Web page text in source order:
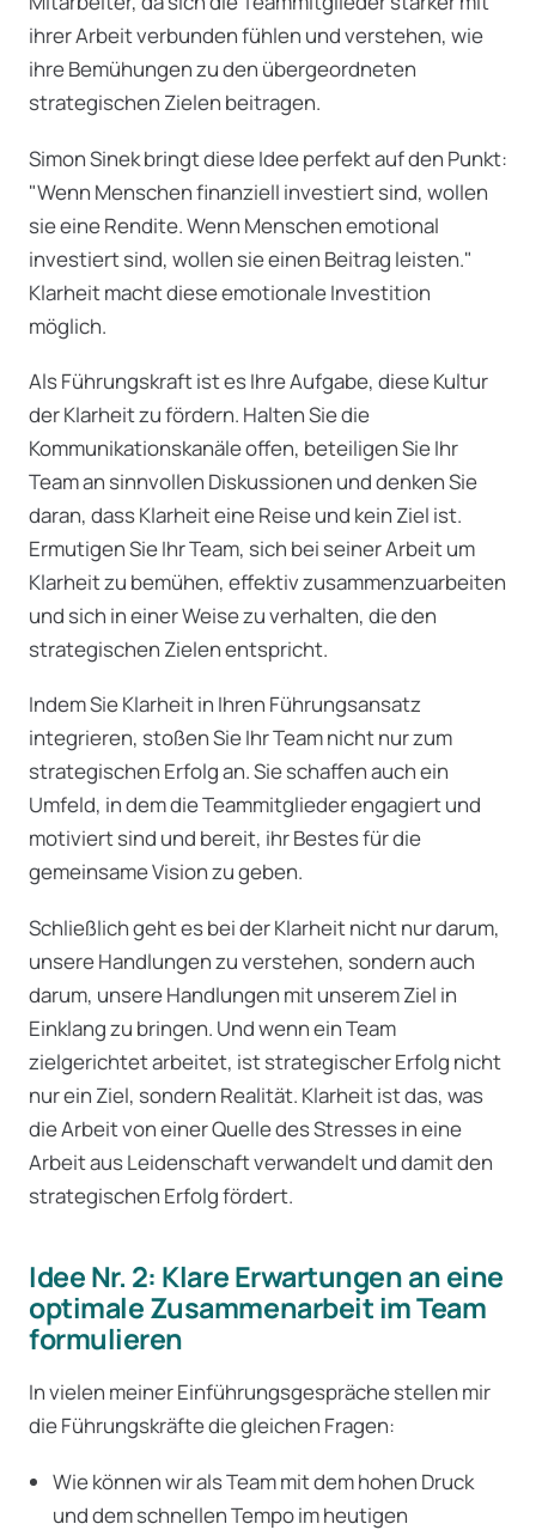
ihrer Arbeit verbunden fühlen und verstehen, wie
ihre Bemühungen zu den übergeordneten
strategischen Zielen beitragen.
Simon Sinek bringt diese Idee perfekt auf den Punkt:
"Wenn Menschen finanziell investiert sind, wollen
sie eine Rendite. Wenn Menschen emotional
investiert sind, wollen sie einen Beitrag leisten."
Klarheit macht diese emotionale Investition
möglich.
Als Führungskraft ist es Ihre Aufgabe, diese Kultur
der Klarheit zu fördern. Halten Sie die
Kommunikationskanäle offen, beteiligen Sie Ihr
Team an sinnvollen Diskussionen und denken Sie
daran, dass Klarheit eine Reise und kein Ziel ist.
Ermutigen Sie Ihr Team, sich bei seiner Arbeit um
Klarheit zu bemühen, effektiv zusammenzuarbeiten
und sich in einer Weise zu verhalten, die den
strategischen Zielen entspricht.
Indem Sie Klarheit in Ihren Führungsansatz
integrieren, stoßen Sie Ihr Team nicht nur zum
strategischen Erfolg an. Sie schaffen auch ein
Umfeld, in dem die Teammitglieder engagiert und
motiviert sind und bereit, ihr Bestes für die
gemeinsame Vision zu geben.
Schließlich geht es bei der Klarheit nicht nur darum,
unsere Handlungen zu verstehen, sondern auch
darum, unsere Handlungen mit unserem Ziel in
Einklang zu bringen. Und wenn ein Team
zielgerichtet arbeitet, ist strategischer Erfolg nicht
nur ein Ziel, sondern Realität. Klarheit ist das, was
die Arbeit von einer Quelle des Stresses in eine
Arbeit aus Leidenschaft verwandelt und damit den
strategischen Erfolg fördert.
Idee Nr. 2: Klare Erwartungen an eine
optimale Zusammenarbeit im Team
formulieren
In vielen meiner Einführungsgespräche stellen mir
die Führungskräfte die gleichen Fragen:
Wie können wir als Team mit dem hohen Druck
und dem schnellen Tempo im heutigen